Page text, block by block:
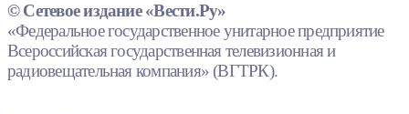
© Сетевое издание «Вести.Ру»
«Федеральное государственное унитарное предприятие
Всероссийская государственная телевизионная и
радиовещательная компания» (ВГТРК).